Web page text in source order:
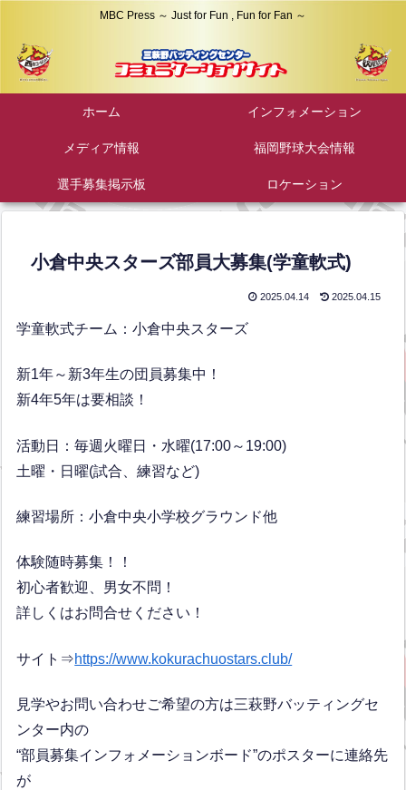
MBC Press ～ Just for Fun , Fun for Fan ～
ホーム インフォメーション
メディア情報 福岡野球大会情報
選手募集掲示板 ロケーション
小倉中央スターズ部員大募集(学童軟式)
2025.04.14 2025.04.15
学童軟式チーム：小倉中央スターズ
新1年～新3年生の団員募集中！
新4年5年は要相談！
活動日：毎週火曜日・水曜(17:00～19:00)
土曜・日曜(試合、練習など)
練習場所：小倉中央小学校グラウンド他
体験随時募集！！
初心者歓迎、男女不問！
詳しくはお問合せください！
サイト⇒https://www.kokurachuostars.club/
見学やお問い合わせご希望の方は三萩野バッティングセ
ンター内の
“部員募集インフォメーションボード”のポスターに連絡先
が